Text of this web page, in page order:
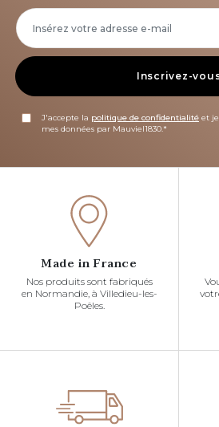
Inscrivez-
J'accepte la politique de confidentialité et
mes données par Mauviel1830.*
Made in France
Nos produits sont fabriqués
en Normandie, à Villedieu-les-
Poêles.